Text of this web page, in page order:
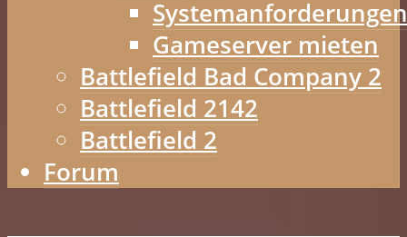
Systemanforderungen
Gameserver mieten
Battlefield Bad Company 2
Battlefield 2142
Battlefield 2
Forum